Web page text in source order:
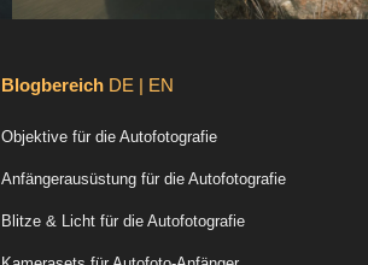
Blogbereich DE | EN
Objektive für die Autofotografie
Anfängerausüstung für die Autofotografie
Blitze & Licht für die Autofotografie